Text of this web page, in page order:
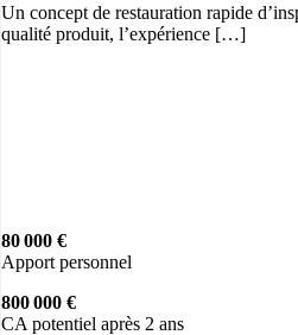
Un concept de restauration rapide
qualité produit, l’expérience […]
80 000 €
Apport personnel
800 000 €
CA potentiel après 2 ans